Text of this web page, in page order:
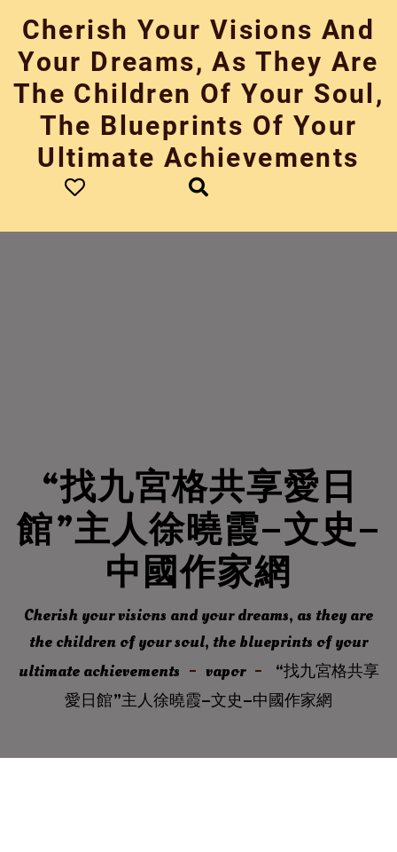
content
Cherish Your Visions And
Your Dreams, As They Are
The Children Of Your Soul,
The Blueprints Of Your
Ultimate Achievements
“找九宮格共享愛日
館”主人徐曉霞–文史–
中國作家網
Cherish your visions and your dreams, as they are
the children of your soul, the blueprints of your
ultimate achievements
vapor
“找九宮格共享
愛日館”主人徐曉霞–文史–中國作家網